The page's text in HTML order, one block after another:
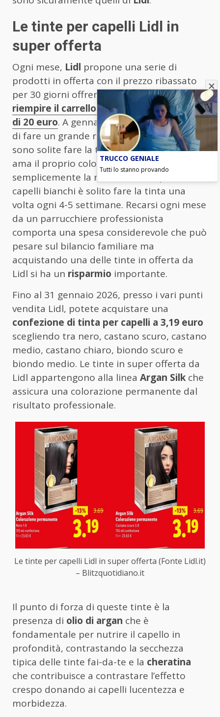
Le tinte per capelli Lidl in
super offerta
Ogni mese, Lidl propone una serie di
prodotti in offerta con il prezzo ribassato
per 30 giorni offrendo la possibilità di
riempire il carrello della spesa con meno
di 20 euro. A gennaio, il discount ha deciso
di fare un grande regalo alle donne che
sono solite fare la tinta ai capelli. Chi non
ama il proprio colore naturale o ha
semplicemente la necessità di coprire i
capelli bianchi è solito fare la tinta una
volta ogni 4-5 settimane. Recarsi ogni mese
da un parrucchiere professionista
comporta una spesa considerevole che può
pesare sul bilancio familiare ma
acquistando una delle tinte in offerta da
Lidl si ha un risparmio importante.
Fino al 31 gennaio 2026, presso i vari punti
vendita Lidl, potete acquistare una
confezione di tinta per capelli a 3,19 euro
scegliendo tra nero, castano scuro, castano
medio, castano chiaro, biondo scuro e
biondo medio. Le tinte in super offerta da
Lidl appartengono alla linea Argan Silk che
assicura una colorazione permanente dal
risultato professionale.
Le tinte per capelli Lidl in super offerta (Fonte Lidl.it)
– Blitzquotidiano.it
Il punto di forza di queste tinte è la
presenza di olio di argan che è
fondamentale per nutrire il capello in
profondità, contrastando la secchezza
tipica delle tinte fai-da-te e la cheratina
che contribuisce a contrastare l’effetto
crespo donando ai capelli lucentezza e
morbidezza.
TRUCCO GENIALE
Tutti lo stanno provando